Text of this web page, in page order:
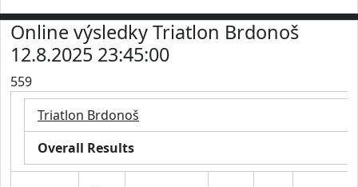
Online výsledky Triatlon Brdonoš
12.8.2025 23:45:00
559
Triatlon Brdonoš
Overall Results